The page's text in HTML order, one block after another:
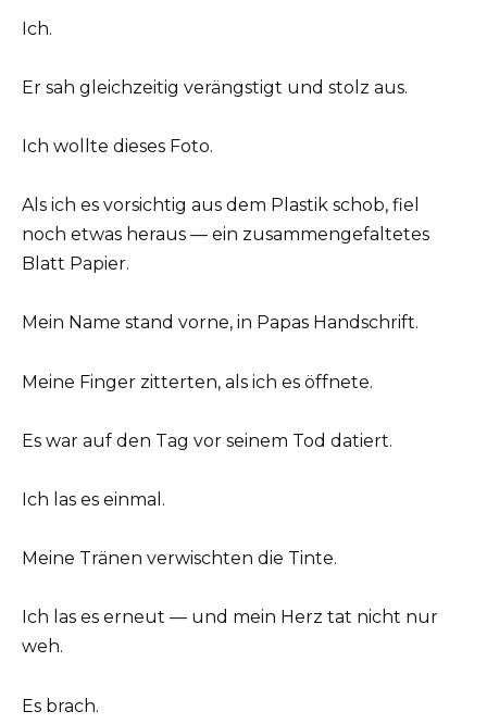
Ich.
Er sah gleichzeitig verängstigt und stolz aus.
Ich wollte dieses Foto.
Als ich es vorsichtig aus dem Plastik schob, fiel
noch etwas heraus — ein zusammengefaltetes
Blatt Papier.
Mein Name stand vorne, in Papas Handschrift.
Meine Finger zitterten, als ich es öffnete.
Es war auf den Tag vor seinem Tod datiert.
Ich las es einmal.
Meine Tränen verwischten die Tinte.
Ich las es erneut — und mein Herz tat nicht nur
weh.
Es brach.